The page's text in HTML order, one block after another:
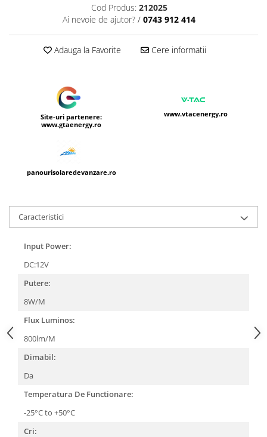
Cod Produs: 212025
Ai nevoie de ajutor? / 0743 912 414
Adauga la Favorite Cere informatii
Site-uri partenere:
www.gtaenergy.ro
www.vtacenergy.ro
panourisolaredevanzare.ro
Caracteristici
Input Power:
DC:12V
Putere:
8W/M
Flux Luminos:
800lm/M
Dimabil:
Da
Temperatura De Functionare:
-25°C to +50°C
Cri: